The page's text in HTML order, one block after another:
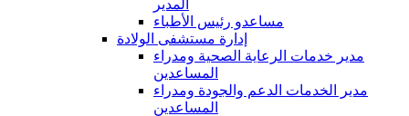
المدير
مساعدو رئيس الأطباء
إدارة مستشفى الولادة
مدير خدمات الرعاية الصحية ومدراء
المساعدين
مدير الخدمات الدعم والجودة ومدراء
المساعدين